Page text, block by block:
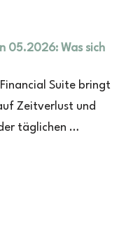
05.2026: Was sich
Suite bringt
Zeitverlust und
täglichen …